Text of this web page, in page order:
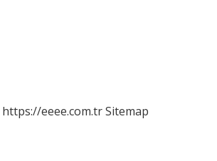
https://eeee.com.trSitemap